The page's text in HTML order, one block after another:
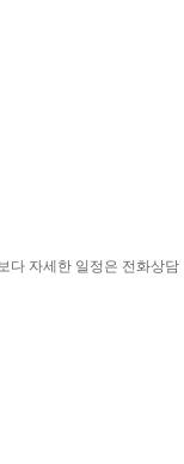
다 자세한 일정은 전화상담